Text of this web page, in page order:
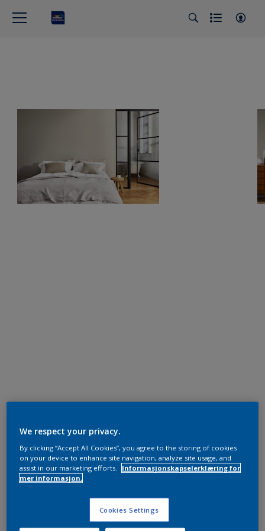
We respect your privacy.
By clicking “Accept All Cookies”, you agree to the storing of cookies
on your device to enhance site navigation, analyze site usage, and
assist in our marketing efforts.
Informasjonskapselerklæring for
mer informasjon.
Cookies Settings